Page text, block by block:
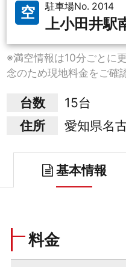
空 駐車場No. 2014
上小田井駅
※満空情報は10分ごとに
念のため現地料金をご確
台数
15台
住所
愛知県名
基本情報
料金